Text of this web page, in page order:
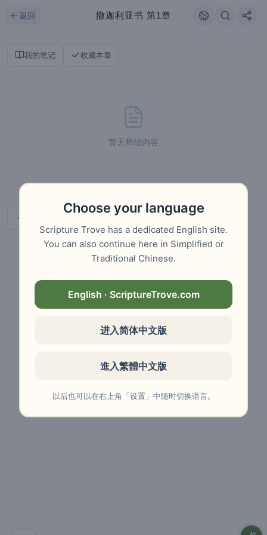
返回 撒迦利亚书 第1章
我的笔记 收藏本章
暂无释经内容
Choose your language
Scripture Trove has a dedicated English site.
You can also continue here in Simplified or
Traditional Chinese.
English · ScriptureTrove.com
进入简体中文版
進入繁體中文版
以后也可以在右上角「设置」中随时切换语言。